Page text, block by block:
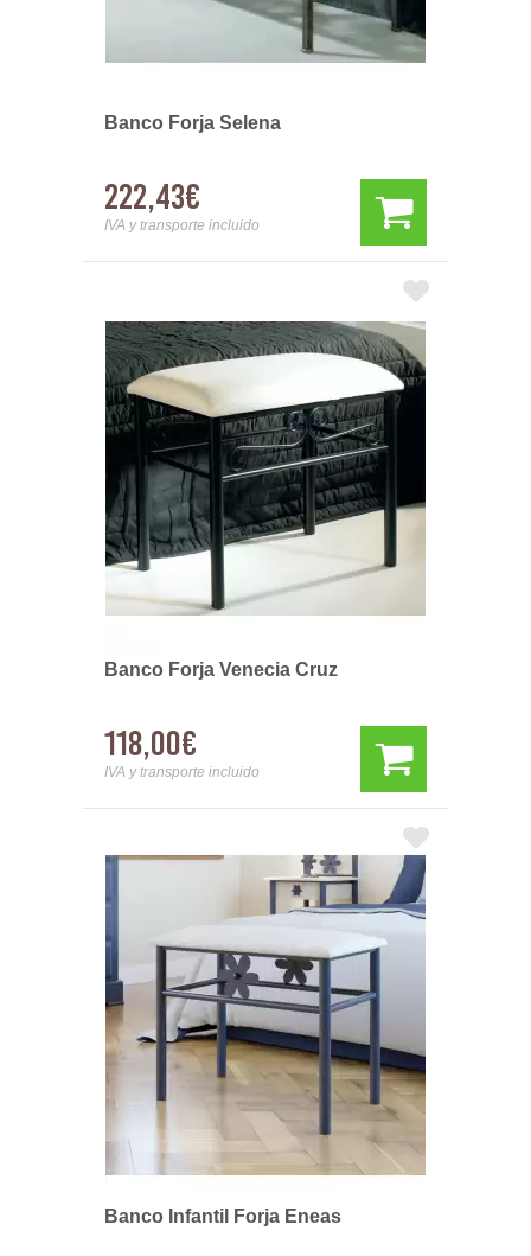
Banco Forja Selena
222,43€
IVA y transporte incluido
Banco Forja Venecia Cruz
118,00€
IVA y transporte incluido
Banco Infantil Forja Eneas